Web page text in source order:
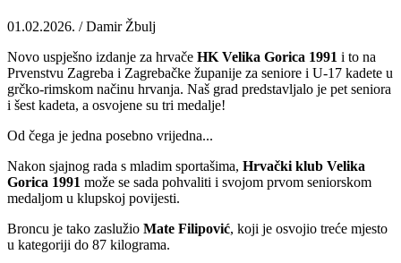
01.02.2026. / Damir Žbulj
Novo uspješno izdanje za hrvače HK Velika Gorica 1991 i to na
Prvenstvu Zagreba i Zagrebačke županije za seniore i U-17 kadete u
grčko-rimskom načinu hrvanja. Naš grad predstavljalo je pet seniora
i šest kadeta, a osvojene su tri medalje!
Od čega je jedna posebno vrijedna...
Nakon sjajnog rada s mladim sportašima, Hrvački klub Velika
Gorica 1991 može se sada pohvaliti i svojom prvom seniorskom
medaljom u klupskoj povijesti.
Broncu je tako zaslužio Mate Filipović, koji je osvojio treće mjesto
u kategoriji do 87 kilograma.